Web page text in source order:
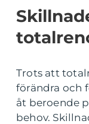
Trots att
förändra och
åt beroende
behov.